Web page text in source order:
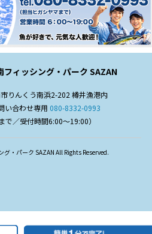
フィッシング・パーク SAZAN
市りんくう南浜2-202 樽井漁港内
い合わせ専用 080-8332-0993
で／受付時間6:00～19:00）
・パーク SAZAN All Rights Reserved.